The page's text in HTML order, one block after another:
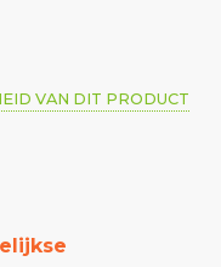
VAN DIT PRODUCT